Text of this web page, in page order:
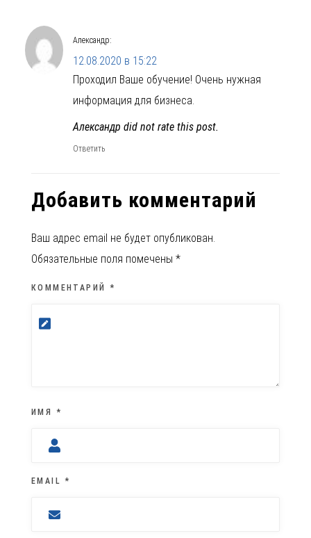
Александр:
12.08.2020 в 15:22
Проходил Ваше обучение! Очень нужная
информация для бизнеса.
Александр did not rate this post.
Ответить
Добавить комментарий
Ваш адрес email не будет опубликован.
Обязательные поля помечены *
КОММЕНТАРИЙ *
ИМЯ *
EMAIL*